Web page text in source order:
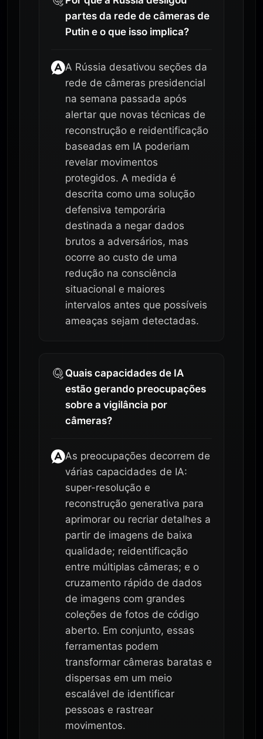
partes da rede de câmeras de
Putin e o que isso implica?
A Rússia desativou seções da
rede de câmeras presidencial
na semana passada após
alertar que novas técnicas de
reconstrução e reidentificação
baseadas em IA poderiam
revelar movimentos
protegidos. A medida é
descrita como uma solução
defensiva temporária
destinada a negar dados
brutos a adversários, mas
ocorre ao custo de uma
redução na consciência
situacional e maiores
intervalos antes que possíveis
ameaças sejam detectadas.
Quais capacidades de IA
estão gerando preocupações
sobre a vigilância por
câmeras?
As preocupações decorrem de
várias capacidades de IA:
super-resolução e
reconstrução generativa para
aprimorar ou recriar detalhes a
partir de imagens de baixa
qualidade; reidentificação
entre múltiplas câmeras; e o
cruzamento rápido de dados
de imagens com grandes
coleções de fotos de código
aberto. Em conjunto, essas
ferramentas podem
transformar câmeras baratas e
dispersas em um meio
escalável de identificar
pessoas e rastrear
movimentos.